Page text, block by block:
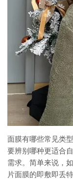
面膜有哪些常见类
要辨别哪种更适合
需求。简单来说，
片面膜的即敷即丢